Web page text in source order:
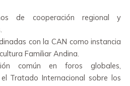
de cooperación regional y
con la CAN como instancia
Familiar Andina.
común en foros globales,
Tratado Internacional sobre los